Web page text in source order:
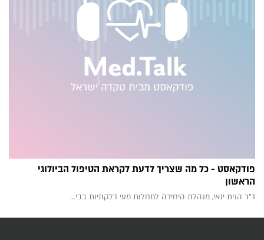
פודקאסט - כל מה שצריך לדעת לקראת הטיפול הביולוגי
הראשון
ד"ר הנית ינאי, מנהלת היחידה למחלות מעי דלקתיות בבי...